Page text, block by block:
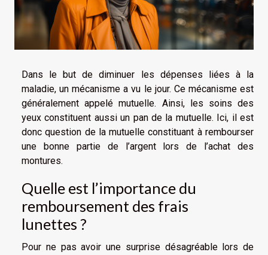
Dans le but de diminuer les dépenses liées à la
maladie, un mécanisme a vu le jour. Ce mécanisme est
généralement appelé mutuelle. Ainsi, les soins des
yeux constituent aussi un pan de la mutuelle. Ici, il est
donc question de la mutuelle constituant à rembourser
une bonne partie de l’argent lors de l’achat des
montures.
Quelle est l’importance du
remboursement des frais
lunettes ?
Pour ne pas avoir une surprise désagréable lors de